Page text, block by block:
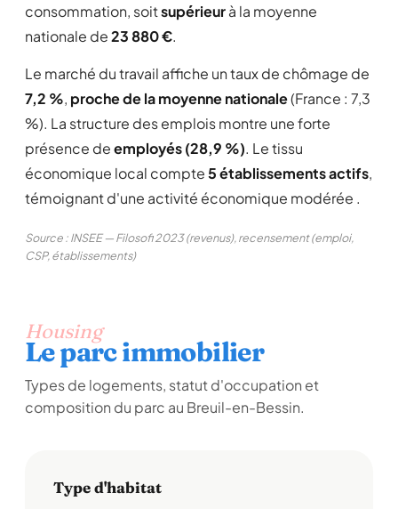
consommation, soitsupérieurà la moyenne
nationale de23 880 €.
Le marché du travail affiche un taux de chômage de
7,2 %, proche de la moyenne nationale(France : 7,3
%). La structure des emplois montre une forte
présence deemployés (28,9 %). Le tissu
économique local compte5 établissements actifs,
témoignant d'une activité économique modérée .
Source : INSEE — Filosofi 2023 (revenus), recensement (emploi,
CSP, établissements)
Housing
Le parc immobilier
Types de logements, statut d'occupation et
composition du parc au Breuil-en-Bessin.
Type d'habitat